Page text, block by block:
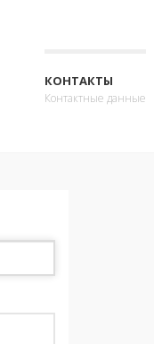
КОНТАКТЫ
Контактные данные